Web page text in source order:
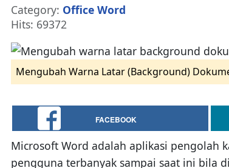
Details
Category: Office Word
Hits: 69372
Mengubah Warna Latar (Background)
FACEBOOK
Microsoft Word adalah aplikasi pengolah
pengguna terbanyak sampai saat ini bila